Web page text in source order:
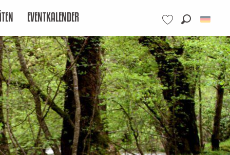
Voir les favoris
EVENTKALENDER